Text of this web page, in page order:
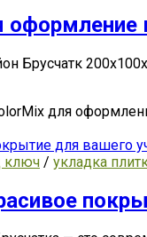
оформление
Брусчатк
для
ключ / укладка